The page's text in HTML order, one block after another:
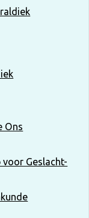
Ons
Geslacht-